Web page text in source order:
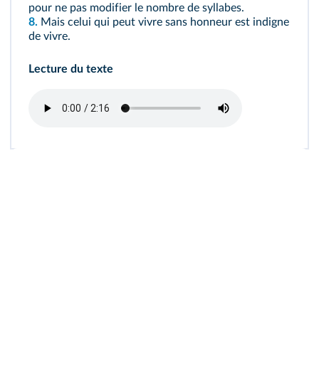
pour ne pas modifier le nombre de syllabes.
8. Mais celui qui peut vivre sans honneur est indigne
de vivre.
Lecture du texte